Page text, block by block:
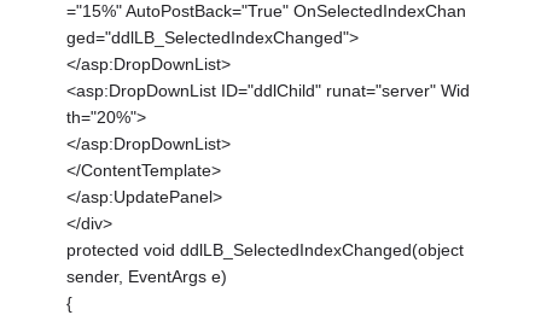
="15%" AutoPostBack="True" OnSelectedIndexChan
ged="ddlLB_SelectedIndexChanged">
</asp:DropDownList>
<asp:DropDownList ID="ddlChild" runat="server" Wid
th="20%">
</asp:DropDownList>
</ContentTemplate>
</asp:UpdatePanel>
</div>
protected void ddlLB_SelectedIndexChanged(object
sender, EventArgs e)
{